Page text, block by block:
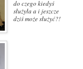
do czego kiedyś
służyła a i jeszcze
dziś może służyć?!